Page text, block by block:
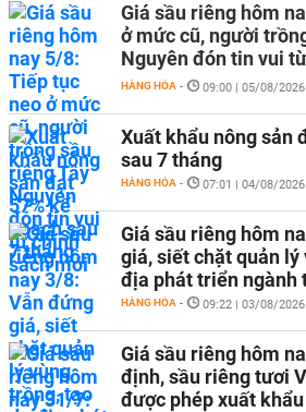
Giá sầu riêng hôm
ở mức cũ, người
Nguyên đón tin vui
HÀNG HÓA - 09:00 | 05/08/2026
Xuất khẩu nông sản
sau 7 tháng
HÀNG HÓA - 07:01 | 04/08/2026
Giá sầu riêng hôm
giá, siết chặt quản
địa phát triển ngành
HÀNG HÓA - 09:22 | 03/08/2026
Giá sầu riêng hôm
định, sầu riêng tươi
được phép xuất